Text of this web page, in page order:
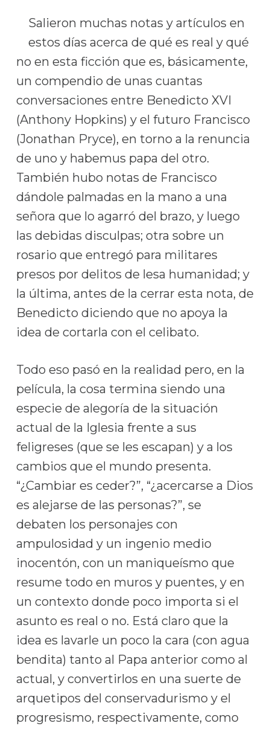
Salieron muchas notas y artículos en
estos días acerca de qué es real y qué
no en esta ficción que es, básicamente,
un compendio de unas cuantas
conversaciones entre Benedicto XVI
(Anthony Hopkins) y el futuro Francisco
(Jonathan Pryce), en torno a la renuncia
de uno y habemus papa del otro.
También hubo notas de Francisco
dándole palmadas en la mano a una
señora que lo agarró del brazo, y luego
las debidas disculpas; otra sobre un
rosario que entregó para militares
presos por delitos de lesa humanidad; y
la última, antes de la cerrar esta nota, de
Benedicto diciendo que no apoya la
idea de cortarla con el celibato.
Todo eso pasó en la realidad pero, en la
película, la cosa termina siendo una
especie de alegoría de la situación
actual de la Iglesia frente a sus
feligreses (que se les escapan) y a los
cambios que el mundo presenta.
“¿Cambiar es ceder?”, “¿acercarse a Dios
es alejarse de las personas?”, se
debaten los personajes con
ampulosidad y un ingenio medio
inocentón, con un maniqueísmo que
resume todo en muros y puentes, y en
un contexto donde poco importa si el
asunto es real o no. Está claro que la
idea es lavarle un poco la cara (con agua
bendita) tanto al Papa anterior como al
actual, y convertirlos en una suerte de
arquetipos del conservadurismo y el
progresismo, respectivamente, como